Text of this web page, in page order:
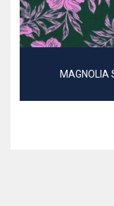
MAGNOLIA